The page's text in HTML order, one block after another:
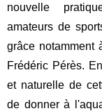
nouvelle
amateurs de
grâce notamment
Frédéric Pérès.
et naturelle de
de donner à